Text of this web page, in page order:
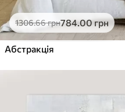
1306.66грн784.00грн
Абстракція